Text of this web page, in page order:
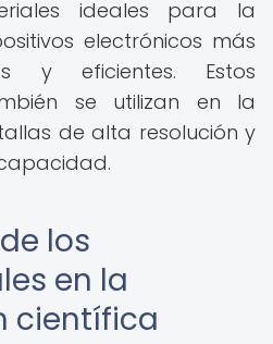
ideales para la
electrónicos más
y eficientes. Estos
se utilizan en la
de alta resolución y
los
en la
científica